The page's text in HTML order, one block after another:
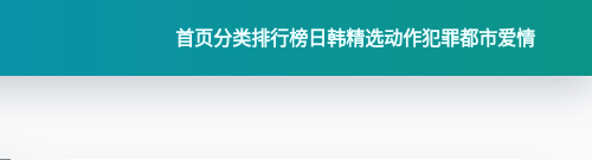
首页分类排行榜 日韩精选动作犯罪都市爱情